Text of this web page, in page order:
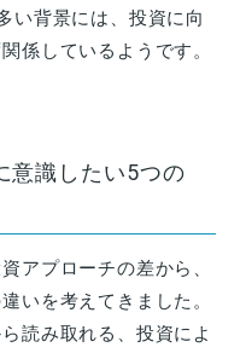
い背景には、投資に向
係しているようです。
意識したい5つの
アプローチの差から、
いを考えてきました。
読み取れる、投資によ